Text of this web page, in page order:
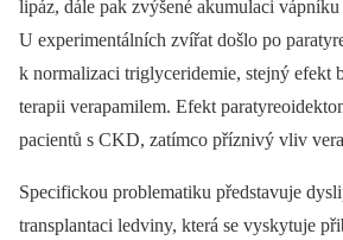
lipáz, dále pak zvýšené akumulaci
U experimentálních zvířat došlo po
k normalizaci triglyceridemie, stejný efekt
terapii verapamilem. Efekt
pacientů s CKD, zatímco příznivý vliv
Specifickou problematiku představuje
transplantaci ledviny, která se vyskytuje